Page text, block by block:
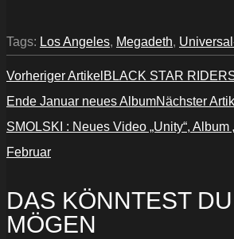
Tags: Los Angeles, Megadeth,
Vorheriger Artikel BLACK STAR
Ende Januar neues AlbumNächster
SMOLSKI : Neues Video „Unity“, Album
Februar
DAS KÖNNTEST
MÖGEN